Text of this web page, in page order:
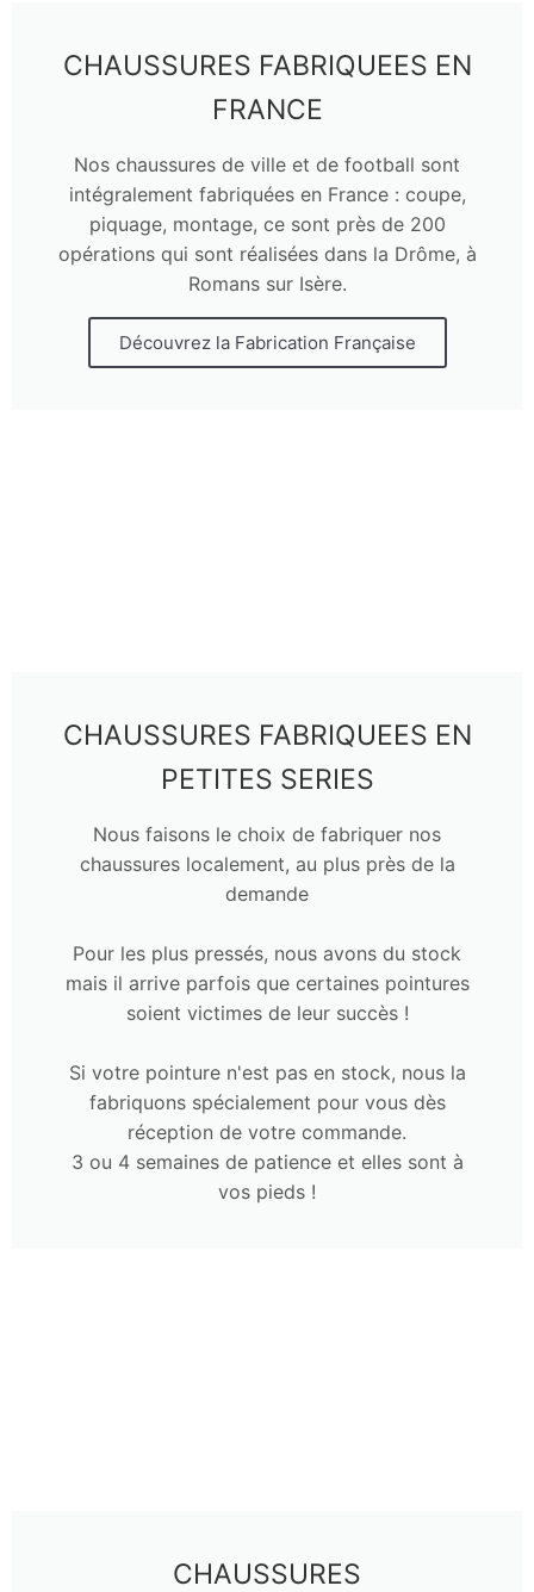
Accompagnement / formation pour lancer votre
projet chaussure
Contact
CHAUSSURES FABRIQUEES EN
FRANCE
Nos chaussures de ville et de football sont
intégralement fabriquées en France : coupe,
piquage, montage, ce sont près de 200
opérations qui sont réalisées dans la Drôme, à
Romans sur Isère.
Découvrez la Fabrication Française
CHAUSSURES FABRIQUEES EN
PETITES SERIES
Nous faisons le choix de fabriquer nos
chaussures localement, au plus près de la
demande
Pour les plus pressés, nous avons du stock
mais il arrive parfois que certaines pointures
soient victimes de leur succès !
Si votre pointure n'est pas en stock, nous la
fabriquons spécialement pour vous dès
réception de votre commande.
3 ou 4 semaines de patience et elles sont à
vos pieds !
CHAUSSURES